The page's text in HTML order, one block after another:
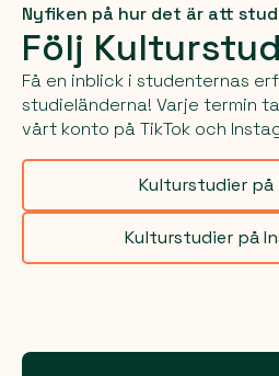
Nyfiken på hur det är att
Följ
Få en inblick i studenternas
studieländerna! Varje termin
vårt konto på TikTok och
Kulturstudier på
Kulturstudier på